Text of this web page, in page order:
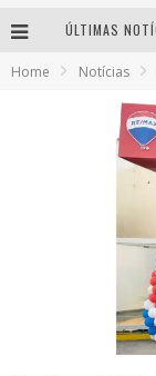
ÚLTIMAS
Home Notícias